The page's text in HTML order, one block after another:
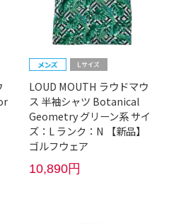
LOUD MOUTH ラウドマウ
ス 半袖シャツ Botanical
Geometry グリーン系 サイ
ズ：L ランク：N 【新品】
ゴルフウェア
10,890円